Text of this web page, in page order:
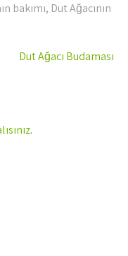
bakımı, Dut Ağacının
Dut Ağacı Budaması
.